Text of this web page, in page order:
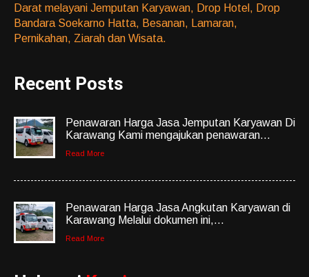
Darat melayani Jemputan Karyawan, Drop Hotel, Drop
Bandara Soekarno Hatta, Besanan, Lamaran,
Pernikahan, Ziarah dan Wisata.
Recent Posts
Penawaran Harga Jasa Jemputan Karyawan Di
Karawang Kami mengajukan penawaran...
Read More
Penawaran Harga Jasa Angkutan Karyawan di
Karawang Melalui dokumen ini,...
Read More